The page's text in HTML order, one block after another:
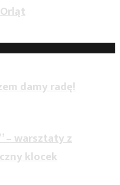
damy radę!
– warsztaty z
klocek